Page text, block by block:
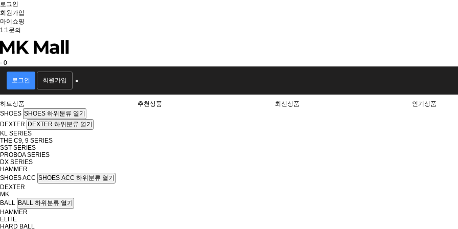
로그인
회원가입
마이쇼핑
1:1문의
0
회
로
그
인
로그인 회원가입
히트상품 추천상품 최신상품
인기상품
SHOES SHOES 하위분류 열기
DEXTER DEXTER 하위분류 열기
KL SERIES
THE C9, 9 SERIES
SST SERIES
PROBOA SERIES
DX SERIES
HAMMER
SHOES ACC SHOES ACC 하위분류 열기
DEXTER
MK
BALL
BALL 하위분류 열기
HAMMER
ELITE
HARD BALL